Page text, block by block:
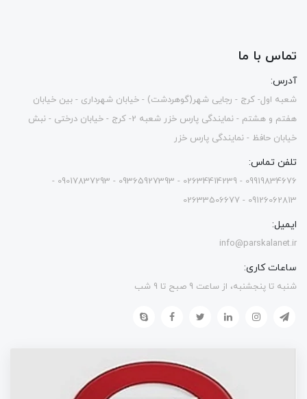
تماس با ما
آدرس:
شعبه اول- کرج - رجایی شهر(گوهردشت) - خیابان شهرداری - بین خیابان
هفتم و هشتم - نمایندگی پارس خزر شعبه 2- کرج - خیابان درختی - نبش
خیابان حافظ - نمایندگی پارس خزر
تلفن تماس:
09919834676 - 02634414239 - 09365927393 - 09017837293 -
09126062813 - 02633506677
ایمیل:
info@parskalanet.ir
ساعات کاری:
شنبه تا پنجشنبه، از ساعت 9 صبح تا 9 شب